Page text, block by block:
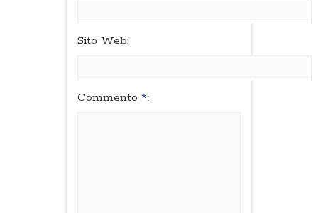
Sito Web:
Commento *: